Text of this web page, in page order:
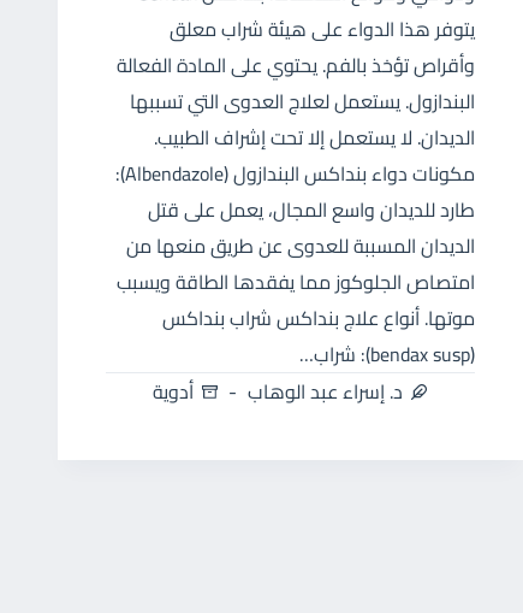
يتوفر هذا الدواء على هيئة شراب معلق
وأقراص تؤخذ بالفم. يحتوي على المادة الفعالة
البندازول. يستعمل لعلاج العدوى التي تسببها
الديدان. لا يستعمل إلا تحت إشراف الطبيب.
مكونات دواء بنداكس البندازول (Albendazole):
طارد للديدان واسع المجال، يعمل على قتل
الديدان المسببة للعدوى عن طريق منعها من
امتصاص الجلوكوز مما يفقدها الطاقة ويسبب
موتها. أنواع علاج بنداكس شراب بنداكس
(bendax susp): شراب…
د. إسراء عبد الوهاب
أدوية